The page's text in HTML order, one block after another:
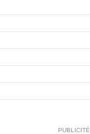
PUBLICITÉ